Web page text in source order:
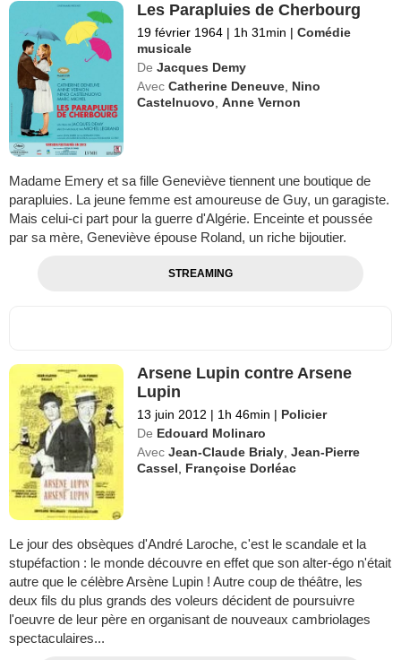
Les Parapluies de Cherbourg
19 février 1964 | 1h 31min | Comédie
musicale
De Jacques Demy
Avec Catherine Deneuve Nino
Castelnuovo ,Anne Vernon
Madame Emery et sa fille Geneviève tiennent une boutique de
parapluies. La jeune femme est amoureuse de Guy, un garagiste.
Mais celui-ci part pour la guerre d'Algérie. Enceinte et poussée
par sa mère, Geneviève épouse Roland, un riche bijoutier.
STREAMING
Arsene Lupin contre Arsene
Lupin
13 juin 2012 | 1h 46min | Policier
De Edouard Molinaro
Avec Jean-Claude Brialy ,Jean-Pierre
Cassel
Françoise Dorléac
Le jour des obsèques d'André Laroche, c'est le scandale et la
stupéfaction : le monde découvre en effet que son alter-égo n'était
autre que le célèbre Arsène Lupin ! Autre coup de théâtre, les
deux fils du plus grands des voleurs décident de poursuivre
l'oeuvre de leur père en organisant de nouveaux cambriolages
spectaculaires...